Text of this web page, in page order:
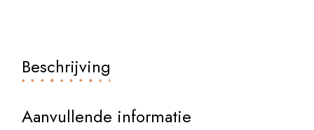
Beschrijving
Aanvullende informatie